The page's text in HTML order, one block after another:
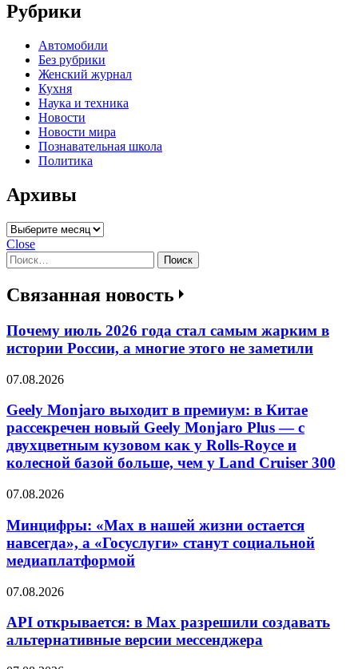
Рубрики
Автомобили
Без рубрики
Женский журнал
Кухня
Наука и техника
Новости
Новости мира
Познавательная школа
Политика
Архивы
Архивы
Close
Найти:
Связанная новость
Почему июль 2026 года стал самым жарким в
истории России, а многие этого не заметили
07.08.2026
Geely Monjaro выходит в премиум: в Китае
рассекречен новый Geely Monjaro Plus — с
двухцветным кузовом как у Rolls-Royce и
колесной базой больше, чем у Land Cruiser 300
07.08.2026
Минцифры: «Max в нашей жизни остается
навсегда», а «Госуслуги» станут социальной
медиаплатформой
07.08.2026
API открывается: в Max разрешили создавать
альтернативные версии мессенджера